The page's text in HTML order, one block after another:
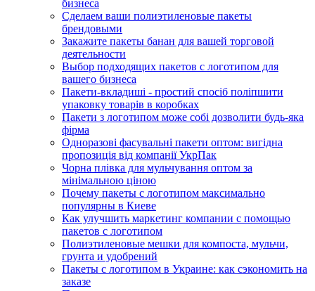
бизнеса
Сделаем ваши полиэтиленовые пакеты
брендовыми
Закажите пакеты банан для вашей торговой
деятельности
Выбор подходящих пакетов с логотипом для
вашего бизнеса
Пакети-вкладиші - простий спосіб поліпшити
упаковку товарів в коробках
Пакети з логотипом може собі дозволити будь-яка
фірма
Одноразові фасувальні пакети оптом: вигідна
пропозиція від компанії УкрПак
Чорна плівка для мульчування оптом за
мінімальною ціною
Почему пакеты с логотипом максимально
популярны в Киеве
Как улучшить маркетинг компании с помощью
пакетов с логотипом
Полиэтиленовые мешки для компоста, мульчи,
грунта и удобрений
Пакеты с логотипом в Украине: как сэкономить на
заказе